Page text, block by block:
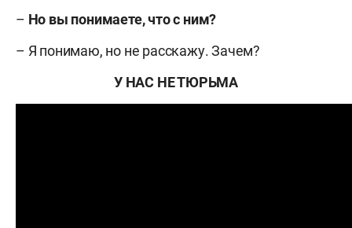
– Но вы понимаете, что с ним?
– Я понимаю, но не расскажу. Зачем?
У НАС НЕ ТЮРЬМА